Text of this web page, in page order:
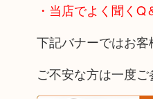
・当店でよく聞くQ
下記バナーではお客
ご不安な方は一度ご